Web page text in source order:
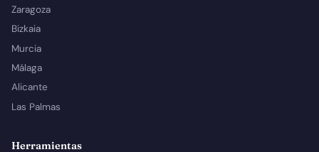
Zaragoza
Bizkaia
Murcia
Málaga
Alicante
Las Palmas
Herramientas